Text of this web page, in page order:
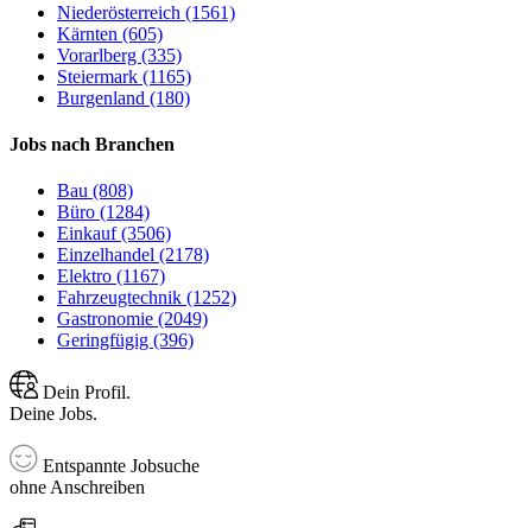
Niederösterreich (1561)
Kärnten (605)
Vorarlberg (335)
Steiermark (1165)
Burgenland (180)
Jobs nach Branchen
Bau (808)
Büro (1284)
Einkauf (3506)
Einzelhandel (2178)
Elektro (1167)
Fahrzeugtechnik (1252)
Gastronomie (2049)
Geringfügig (396)
Dein Profil.
Deine Jobs.
Entspannte Jobsuche
ohne Anschreiben